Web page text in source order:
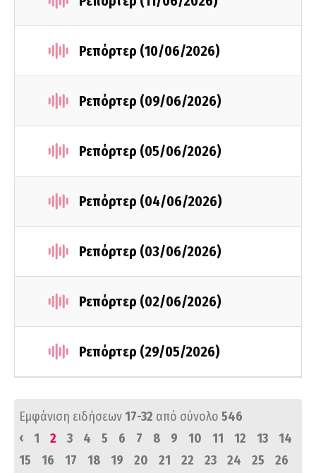
Ρεπόρτερ (10/06/2026)
Ρεπόρτερ (09/06/2026)
Ρεπόρτερ (05/06/2026)
Ρεπόρτερ (04/06/2026)
Ρεπόρτερ (03/06/2026)
Ρεπόρτερ (02/06/2026)
Ρεπόρτερ (29/05/2026)
Εμφάνιση ειδήσεων17-32 από σύνολο 546
‹
1 2 3 4 5 6 7 8 9 10 11 12 13
14
15
16 17 18 19 20 21 22 23 24 25
26